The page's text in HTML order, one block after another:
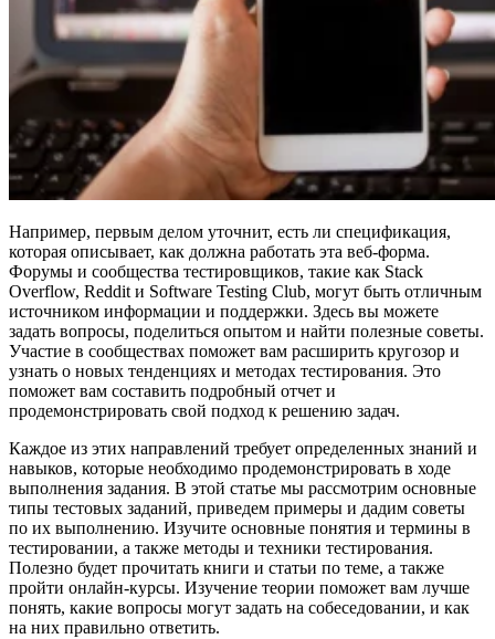
Например, первым делом уточнит, есть ли спецификация,
которая описывает, как должна работать эта веб-форма.
Форумы и сообщества тестировщиков, такие как Stack
Overflow, Reddit и Software Testing Club, могут быть отличным
источником информации и поддержки. Здесь вы можете
задать вопросы, поделиться опытом и найти полезные советы.
Участие в сообществах поможет вам расширить кругозор и
узнать о новых тенденциях и методах тестирования. Это
поможет вам составить подробный отчет и
продемонстрировать свой подход к решению задач.
Каждое из этих направлений требует определенных знаний и
навыков, которые необходимо продемонстрировать в ходе
выполнения задания. В этой статье мы рассмотрим основные
типы тестовых заданий, приведем примеры и дадим советы
по их выполнению. Изучите основные понятия и термины в
тестировании, а также методы и техники тестирования.
Полезно будет прочитать книги и статьи по теме, а также
пройти онлайн-курсы. Изучение теории поможет вам лучше
понять, какие вопросы могут задать на собеседовании, и как
на них правильно ответить.